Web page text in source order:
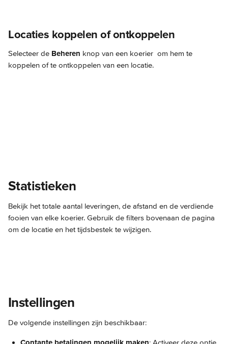
Locaties koppelen of ontkoppelen
Selecteer de Beheren knop van een koerier om hem te
koppelen of te ontkoppelen van een locatie.
Statistieken
Bekijk het totale aantal leveringen, de afstand en de verdiende
fooien van elke koerier. Gebruik de filters bovenaan de pagina
om de locatie en het tijdsbestek te wijzigen.
Instellingen
De volgende instellingen zijn beschikbaar: